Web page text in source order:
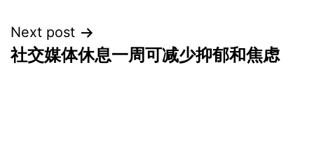
Next post
社交媒体休息一周可减少抑郁和焦虑